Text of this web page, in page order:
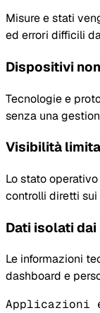
Misure e stati
ed errori difficili
Dispositivi
Tecnologie e
senza una
Visibilità
Lo stato
controlli diretti
Dati isolati
Le informazioni
dashboard e